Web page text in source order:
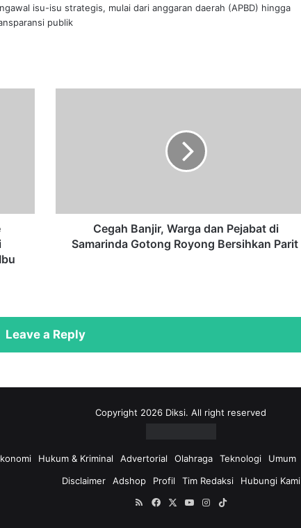
isu-isu strategis, mulai dari anggaran daerah (APBD) hingga
publik
Royong
Bersihkan
Parit
Cegah Banjir, Warga dan Pejabat di
Samarinda Gotong Royong Bersihkan Parit
Leave a Reply
Copyright 2026 Diksi. All right reserved
Hukum & Kriminal Advertorial Olahraga Teknologi Umum
Disclaimer
Adshop Profil Tim Redaksi
Hubungi Kami
RSSFacebook
X YouTubeInstagram
TikTok